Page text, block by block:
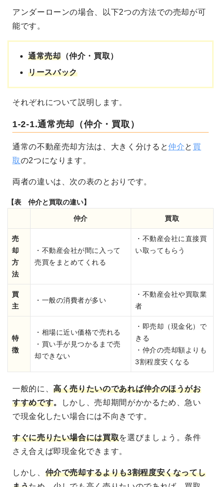
アンダーローンの場合、以下2つの方法での売却が可
能です。
通常売却（仲介・買取）
リースバック
それぞれについて説明します。
1-2-1.通常売却（仲介・買取）
通常の不動産売却方法は、大きく分けると仲介と 買
取の2つになります。
両者の違いは、次の表のとおりです。
【表 仲介と買取の違い】
仲介 買取
売
却
方
法
・不動産会社が間に入って
売買をまとめてくれる
・不動産会社に直接買
い取ってもらう
買
主
・一般の消費者が多い
・不動産会社や買取業
者
特
徴
・相場に近い価格で売れる
・買い手が見つかるまで売
却できない
・即売却（現金化）で
きる
・仲介の売却額よりも
3割程度安くなる
一般的に、高く売りたいのであれば仲介のほうがお
すすめです。
しかし、売却期間がかかるため、急い
で現金化したい場合には不向きです。
すぐに売りたい場合には買取を選びましょう。条件
さえ合えば即現金化できます。
しかし、 仲介で売却するよりも3割程度安くなってし